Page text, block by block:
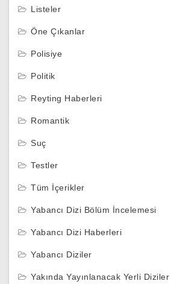
Listeler
Öne Çıkanlar
Polisiye
Politik
Reyting Haberleri
Romantik
Suç
Testler
Tüm İçerikler
Yabancı Dizi Bölüm İncelemesi
Yabancı Dizi Haberleri
Yabancı Diziler
Yakında Yayınlanacak Yerli Diziler